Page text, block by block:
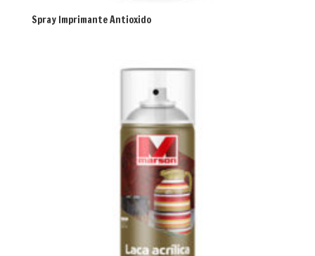
Spray Imprimante Antioxido